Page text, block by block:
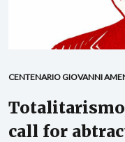
CENTENARIO GIOVANNI
call for